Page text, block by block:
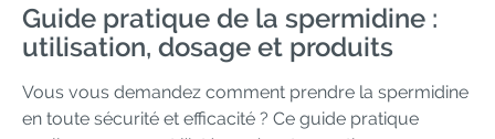
Guide pratique de la spermidine :
utilisation, dosage et produits
Vous vous demandez comment prendre la spermidine
en toute sécurité et efficacité ? Ce guide pratique